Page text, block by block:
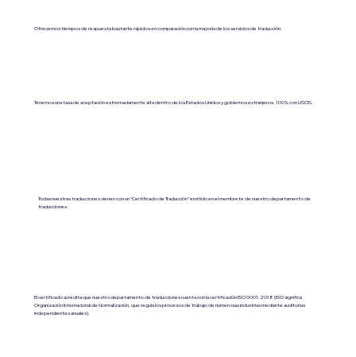
Ofrecemos tiempos de respuesta bastante rápidos en comparación con la mayoría de los servicios de traducción.
Tenemos una tasa de aceptación extremadamente alta dentro de los Estados Unidos y gobiernos extranjeros. 100% con USCIS.
Todas nuestras traducciones vienen con un “Certificado de Traducción” emitido en el membrete de nuestro departamento de
traducciones.
El certificado acredita que nuestro departamento de traducciones cuenta con la certificación ISO 9001:2018 (ISO significa
Organización Internacional de Normalización, que regula los procesos de trabajo de numerosas industrias mediante auditorías
independientes anuales).